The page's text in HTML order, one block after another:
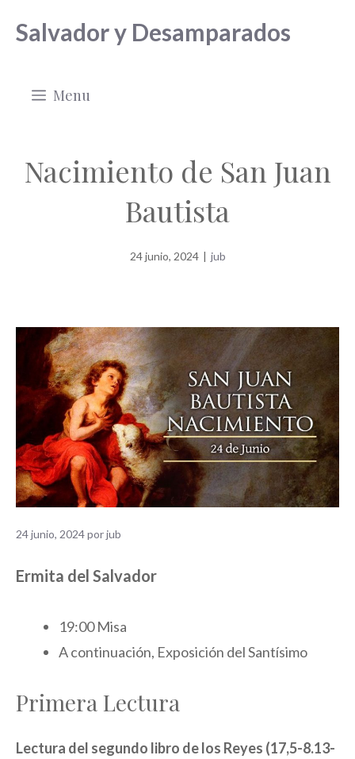
Salvador y Desamparados
Menu
Nacimiento de San Juan
Bautista
24 junio, 2024 | jub
24 junio, 2024porjub
Ermita del Salvador
19:00 Misa
A continuación, Exposición del Santísimo
Primera Lectura
Lectura del segundo libro de los Reyes (17,5-8.13-